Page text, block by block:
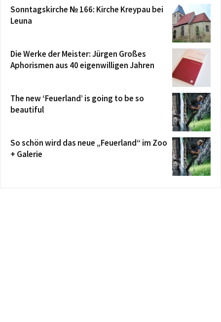
Sonntagskirche № 166: Kirche Kreypau bei
Leuna
Die Werke der Meister: Jürgen Großes
Aphorismen aus 40 eigenwilligen Jahren
The new ‘Feuerland’ is going to be so
beautiful
So schön wird das neue „Feuerland“ im Zoo
+ Galerie